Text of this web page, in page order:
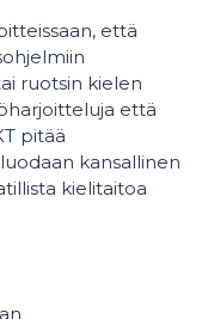
että
ruotsin kielen
että
pitää
kansallinen
kielitaitoa